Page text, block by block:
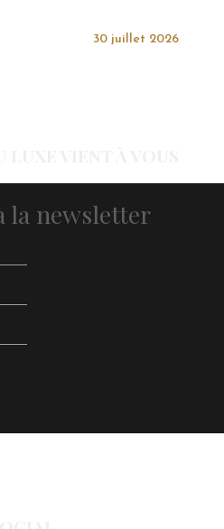
30 juillet 2026
la newsletter